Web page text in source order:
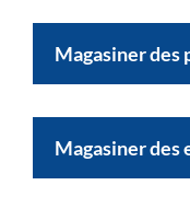
Magasiner des
Magasiner des